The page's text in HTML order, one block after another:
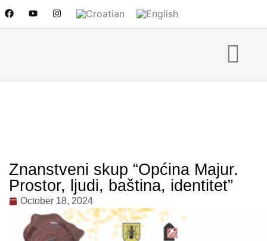
Znanstveni skup “Općina Majur.
Prostor, ljudi, baština, identitet”
October 18, 2024